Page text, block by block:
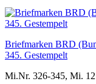
Briefmarken BRD
345. Gestempelt
Mi.Nr. 326-345, Mi.